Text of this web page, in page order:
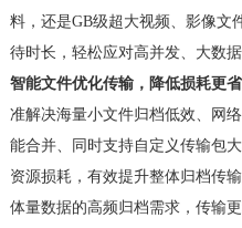
料，还是GB级超大视频、影像文
待时长，轻松应对高并发、大数
智能文件优化传输，降低损耗更
准解决海量小文件归档低效、网
能合并、同时支持自定义传输包
资源损耗，有效提升整体归档传
体量数据的高频归档需求，传输更